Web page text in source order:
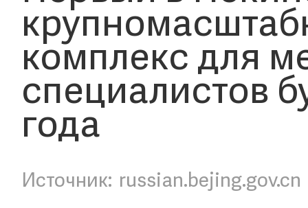
комплекс для
специалистов
года
russian.bejing.gov.cn